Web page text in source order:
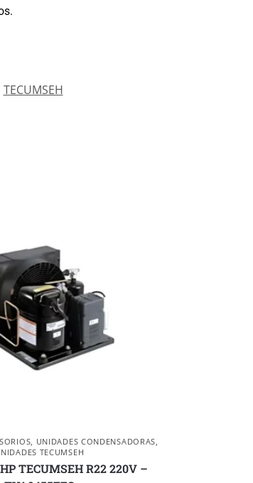
TECUMSEH
, UNIDADES CONDENSADORAS,
TECUMSEH
TECUMSEH R22 220V –